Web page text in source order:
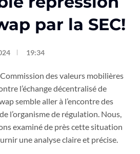
par la SEC!
19:34
des valeurs mobilières
l’échange décentralisé de
semble aller à l’encontre des
l’organisme de régulation. Nous,
examiné de près cette situation
une analyse claire et précise.